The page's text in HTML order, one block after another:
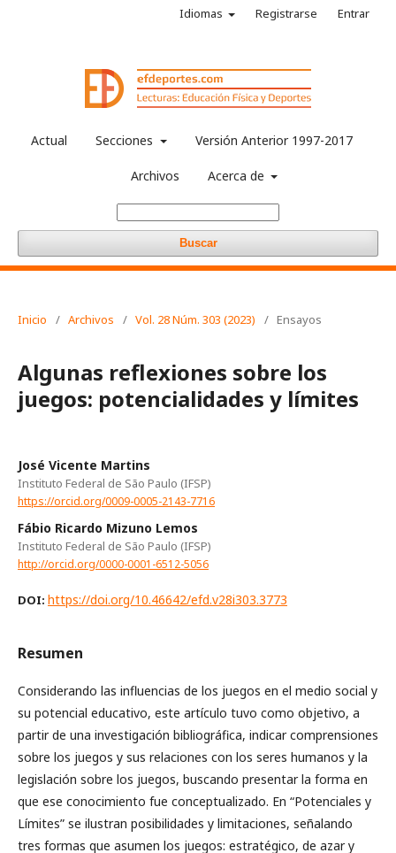
Actual Secciones Versión Anterior 1997-2017
Archivos Acerca de
Buscar
Idiomas Registrarse Entrar
Inicio / Archivos / Vol. 28 Núm. 303 (2023) / Ensayos
Algunas reflexiones sobre los
juegos: potencialidades y límites
José Vicente Martins
Instituto Federal de São Paulo (IFSP)
https://orcid.org/0009-0005-2143-7716
Fábio Ricardo Mizuno Lemos
Instituto Federal de São Paulo (IFSP)
http://orcid.org/0000-0001-6512-5056
DOI: https://doi.org/10.46642/efd.v28i303.3773
Resumen
Considerando las influencias de los juegos en el medio social y
su potencial educativo, este artículo tuvo como objetivo, a
partir de una investigación bibliográfica, indicar comprensiones
sobre los juegos y sus relaciones con los seres humanos y la
legislación sobre los juegos, buscando presentar la forma en
que ese conocimiento fue conceptualizado. En “Potenciales y
Límites” se ilustran posibilidades y limitaciones, señalando
tres formas que asumen los juegos: estratégico, de azar y